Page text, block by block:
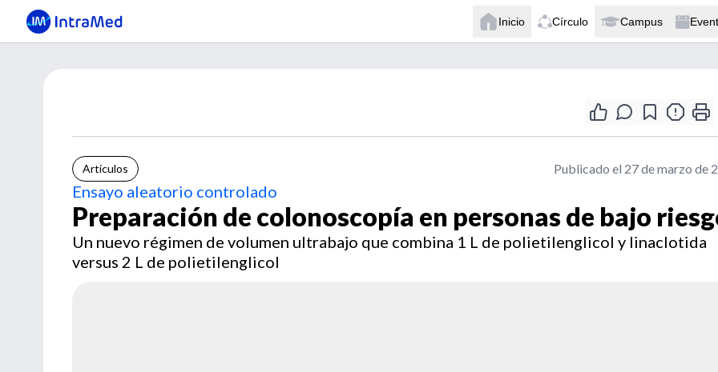
Inicio Círculo Campus
Artículos Publicado el 27 de marzo de
Ensayo aleatorio controlado
Preparación de colonoscopía en personas de bajo
Un nuevo régimen de volumen ultrabajo que combina 1 L de polietilenglicol y linaclotida
versus 2 L de polietilenglicol